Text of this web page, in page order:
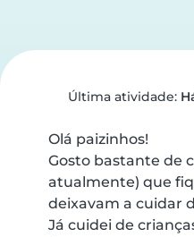
Última atividade:
Olá paizinhos!
Gosto bastante de
atualmente) que
deixavam a cuidar
Já cuidei de